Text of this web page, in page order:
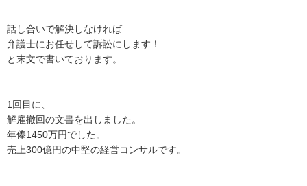
話し合いで解決しなければ
弁護士にお任せして訴訟にします！
と末文で書いております。
1回目に、
解雇撤回の文書を出しました。
年俸1450万円でした。
売上300億円の中堅の経営コンサルです。